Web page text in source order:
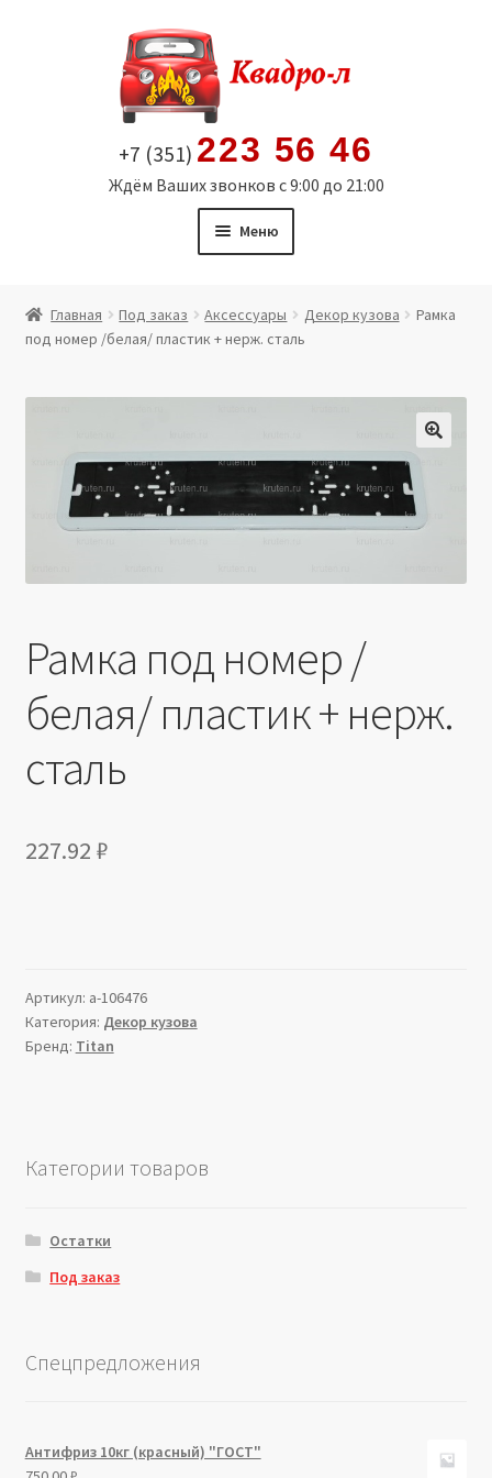
содержимому
+7 (351) 223 56 46
Ждём Ваших звонков с 9:00 до 21:00
Меню
Витрина
Мой аккаунт
Политика в отношении обработки персональных
данных
Главная Под заказ Аксессуары Декор кузова
Рамка
под номер /белая/ пластик + нерж. сталь
Рамка под номер /
белая/ пластик + нерж.
сталь
227.92 ₽
Артикул: a-106476
Категория: Декор кузова
Бренд: Titan
Категории товаров
Остатки
Под заказ
Спецпредложения
Антифриз 10кг (красный) "ГОСТ"